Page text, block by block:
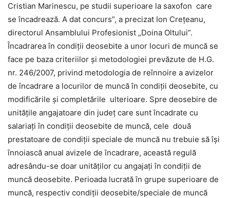
Cristian Marinescu, pe studii superioare la saxofon care
se încadrează. A dat concurs”, a precizat Ion Creţeanu,
directorul Ansamblului Profesionist „Doina Oltului”.
Încadrarea în condiţii deosebite a unor locuri de muncă se
face pe baza criteriilor şi metodologiei prevăzute de H.G.
nr. 246/2007, privind metodologia de reînnoire a avizelor
de încadrare a locurilor de muncă în condiţii deosebite, cu
modificările şi completările ulterioare. Spre deosebire de
unităţile angajatoare din judeţ care sunt încadrate cu
salariaţi în condiţii deosebite de muncă, cele două
prestatoare de condiţii speciale de muncă nu trebuie să îşi
înnoiască anual avizele de încadrare, această regulă
adresându-se doar unităţilor cu angajaţi în condiţii de
muncă deosebite. Perioada lucrată în grupe superioare de
muncă, respectiv condiţii deosebite/speciale de muncă